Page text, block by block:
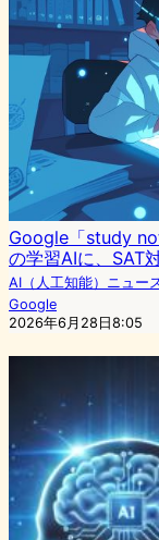
Google「study
の学習AIに、SAT
AI（人工知能）ニュー
Google
2026年6月28日8:05